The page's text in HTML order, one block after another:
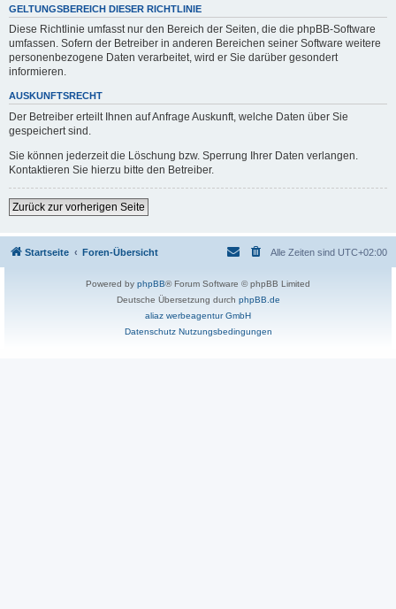
GELTUNGSBEREICH DIESER RICHTLINIE
Diese Richtlinie umfasst nur den Bereich der Seiten, die die phpBB-Software
umfassen. Sofern der Betreiber in anderen Bereichen seiner Software weitere
personenbezogene Daten verarbeitet, wird er Sie darüber gesondert
informieren.
AUSKUNFTSRECHT
Der Betreiber erteilt Ihnen auf Anfrage Auskunft, welche Daten über Sie
gespeichert sind.
Sie können jederzeit die Löschung bzw. Sperrung Ihrer Daten verlangen.
Kontaktieren Sie hierzu bitte den Betreiber.
Zurück zur vorherigen Seite
Startseite Foren-Übersicht Alle Zeiten sind UTC+02:00
Powered by phpBB® Forum Software © phpBB Limited
Deutsche Übersetzung durch phpBB.de
aliaz werbeagentur GmbH
Datenschutz Nutzungsbedingungen